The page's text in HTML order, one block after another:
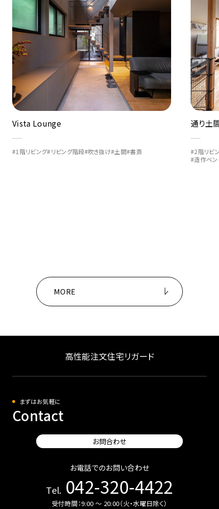
通り土間で繋がる2階リビングの家
#2階リビング#リビング階段#ロフト#土間 #書斎
木漏れ
ングの
#ライブラ
MORE
高性能注文住宅リガード
まずはお気軽に
Contact
お問合わせ
お電話でのお問い合わせ
Tel. 042-320-4422
受付時間：9:00 〜 20:00（火・水曜日除く）